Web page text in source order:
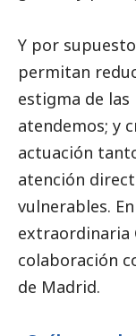
Y por
permitan
estigma de las
atendemos; y
actuación
atención
vulnerables.
extraordinaria
colaboración
de Madrid.